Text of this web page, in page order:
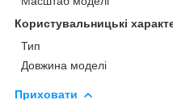
Користувальницькі
Тип
Довжина моделі
Приховати